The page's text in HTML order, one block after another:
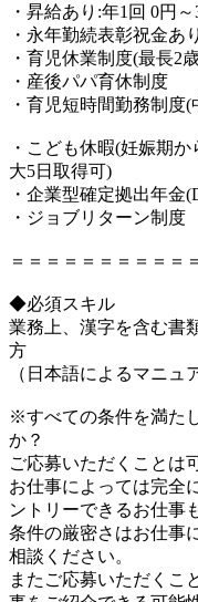
・昇給あり:年1回 0円
・永年勤続表彰祝金あ
・育児休業制度(最長
・産後パパ育休制度
・育児短時間勤務制度
・こども休暇(妊娠期
大5日取得可)
・企業型確定拠出年金
・ジョブリターン制度
＝＝＝＝＝＝＝＝＝＝
◆必須スキル
業務上、漢字を含む書
方
（日本語によるマニュ
※すべての条件を満た
か？
ご応募いただくことは
お仕事によっては完全
ントリーできるお仕事
条件の厳密さはお仕事
相談ください。
またご応募いただくこ